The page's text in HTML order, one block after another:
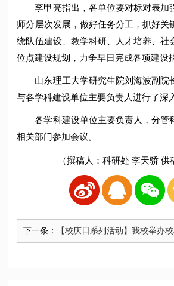
李甲亮指出，各单位要对标对表加
师分层次发展，做好任务分工，抓好关
绕队伍建设、教学科研、人才培养、社
位点建设规划，力争早日完成各项建设
山东理工大学研究生院刘海波副院
与各学科建设单位主要负责人进行了深
各学科建设单位主要负责人，分管
相关部门参加会议。
（撰稿人：科研处 李天骄 供
下一条： 【校庆日系列活动】我校举办